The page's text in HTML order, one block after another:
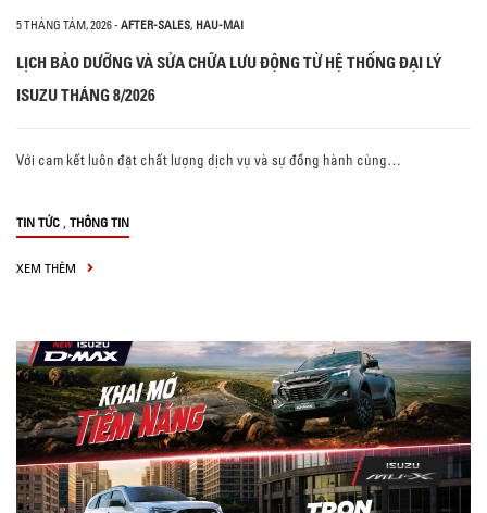
5 THÁNG TÁM, 2026- AFTER-SALES, HAU-MAI
LỊCH BẢO DƯỠNG VÀ SỬA CHỮA LƯU ĐỘNG TỪ HỆ THỐNG ĐẠI LÝ
ISUZU THÁNG 8/2026
Với cam kết luôn đặt chất lượng dịch vụ và sự đồng hành cùng…
TIN TỨC , THÔNG TIN
XEM THÊM